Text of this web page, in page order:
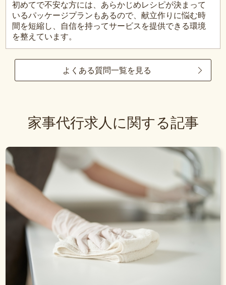
初めてで不安な方には、あらかじめレシピが決まって
いるパッケージプランもあるので、献立作りに悩む時
間を短縮し、自信を持ってサービスを提供できる環境
を整えています。
よくある質問一覧を見る
家事代行求人に関する記事